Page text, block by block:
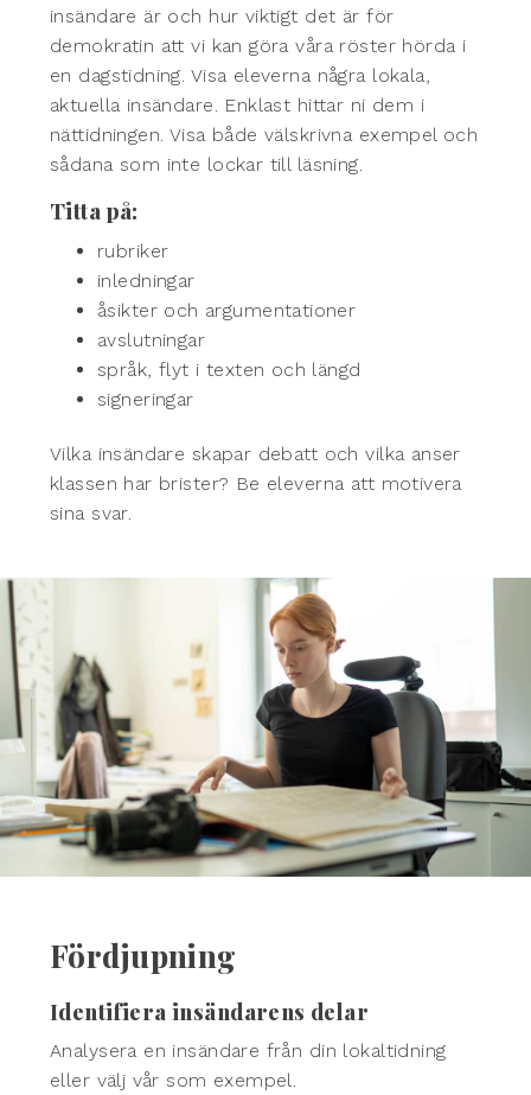
insändare är och hur viktigt det är för
demokratin att vi kan göra våra röster hörda i
en dagstidning. Visa eleverna några lokala,
aktuella insändare. Enklast hittar ni dem i
nättidningen. Visa både välskrivna exempel och
sådana som inte lockar till läsning.
Titta på:
rubriker
inledningar
åsikter och argumentationer
avslutningar
språk, flyt i texten och längd
signeringar
Vilka insändare skapar debatt och vilka anser
klassen har brister? Be eleverna att motivera
sina svar.
Fördjupning
Identifiera insändarens delar
Analysera en insändare från din lokaltidning
eller välj vår som exempel.